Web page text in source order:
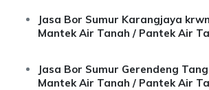
Jasa Bor Sumur Karangjaya
Mantek Air Tanah / Pantek Air
Jasa Bor Sumur Gerendeng
Mantek Air Tanah / Pantek Air